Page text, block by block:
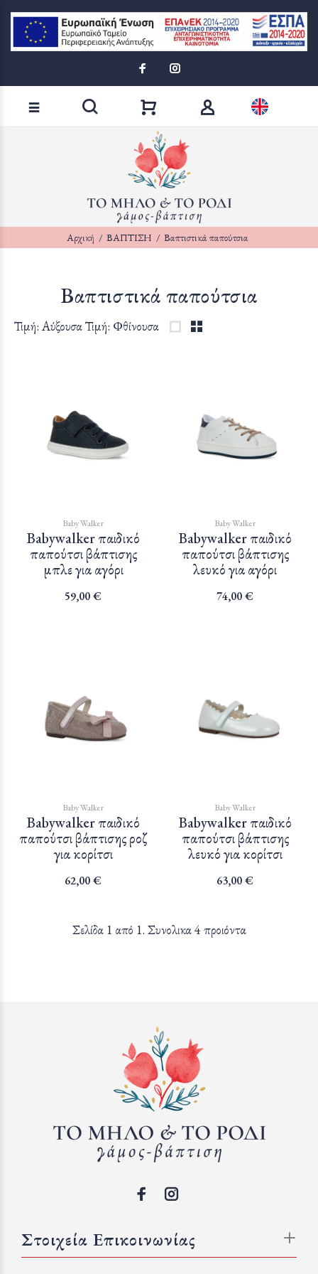
Αναζήτηση προϊόντων
Αρχική ΒΑΠΤΙΣΗ Βαπτιστικά παπούτσια
Βαπτιστικά παπούτσια
Τιμή: ΑύξουσαΤιμή: Φθίνουσα
Baby Walker
Babywalker παιδικό
παπούτσι βάπτισης
μπλε για αγόρι
59,00 €
Baby Walker
Babywalker παιδικό
παπούτσι βάπτισης
λευκό για αγόρι
74,00 €
Baby Walker
Babywalker παιδικό
παπούτσι βάπτισης ροζ
για κορίτσι
62,00 €
Baby Walker
Babywalker παιδικό
παπούτσι βάπτισης
λευκό για κορίτσι
63,00 €
Σελίδα 1 από 1. Συνολικα 4 προιόντα
Στοιχεία Επικοινωνίας